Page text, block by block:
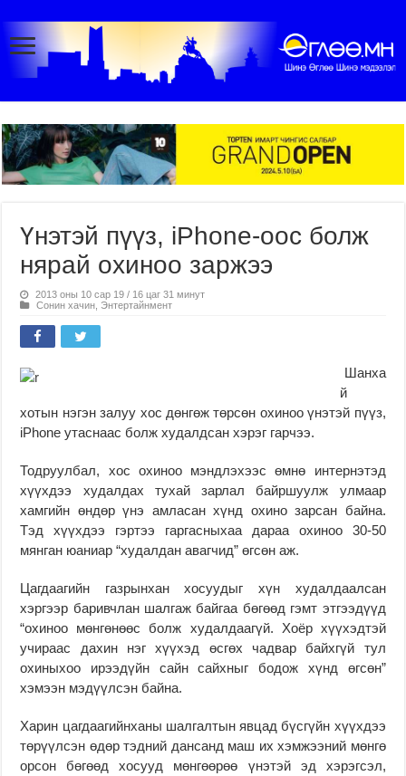
Үнэтэй пүүз, iPhone-оос болж
нярай охиноо заржээ
2013 оны 10 сар 19 / 16 цаг 31 минут
Сонин хачин Энтертайнмент
Шанха
й
хотын нэгэн залуу хос дөнгөж төрсөн охиноо үнэтэй пүүз,
iPhone утаснаас болж худалдсан хэрэг гарчээ.
Тодруулбал, хос охиноо мэндлэхээс өмнө интернэтэд
хүүхдээ худалдах тухай зарлал байршуулж улмаар
хамгийн өндөр үнэ амласан хүнд охино зарсан байна.
Тэд хүүхдээ гэртээ гаргасныхаа дараа охиноо 30-50
мянган юаниар “худалдан авагчид” өгсөн аж.
Цагдаагийн газрынхан хосуудыг хүн худалдаалсан
хэргээр баривчлан шалгаж байгаа бөгөөд гэмт этгээдүүд
“охиноо мөнгөнөөс болж худалдаагүй. Хоёр хүүхэдтэй
учираас дахин нэг хүүхэд өсгөх чадвар байхгүй тул
охиныхоо ирээдүйн сайн сайхныг бодож хүнд өгсөн”
хэмээн мэдүүлсэн байна.
Харин цагдаагийнханы шалгалтын явцад бүсгүйн хүүхдээ
төрүүлсэн өдөр тэдний дансанд маш их хэмжээний мөнгө
орсон бөгөөд хосууд мөнгөөрөө үнэтэй эд хэрэгсэл,